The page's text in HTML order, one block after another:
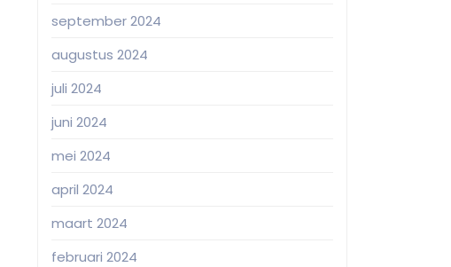
september 2024
augustus 2024
juli 2024
juni 2024
mei 2024
april 2024
maart 2024
februari 2024